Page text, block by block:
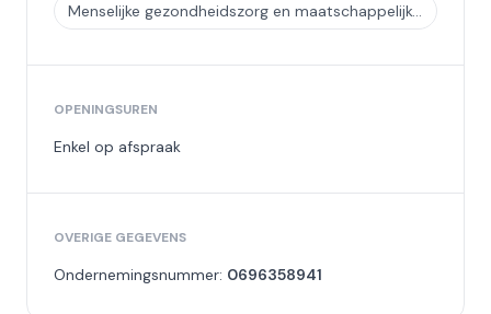
Menselijke gezondheidszorg en maatschappelijke dienstverlening
OPENINGSUREN
Enkel op afspraak
OVERIGE GEGEVENS
Ondernemingsnummer: 0696358941